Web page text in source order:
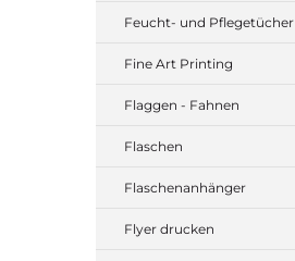
Feucht- und Pflegetücher
Fine Art Printing
Flaggen - Fahnen
Flaschen
Flaschenanhänger
Flyer drucken